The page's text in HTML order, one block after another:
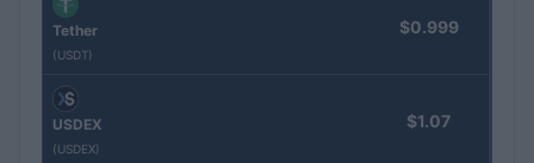
Tether
(USDT)
$0.999
USDEX
(USDEX)
$1.07